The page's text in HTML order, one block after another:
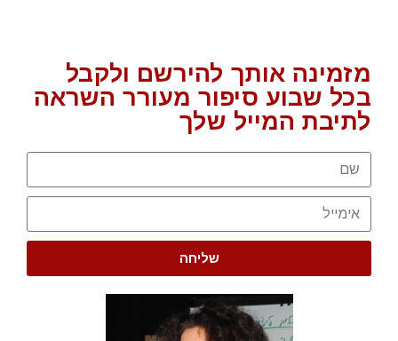
מזמינה אותך להירשם ולקבל
בכל שבוע סיפור מעורר השראה
לתיבת המייל שלך
שליחה